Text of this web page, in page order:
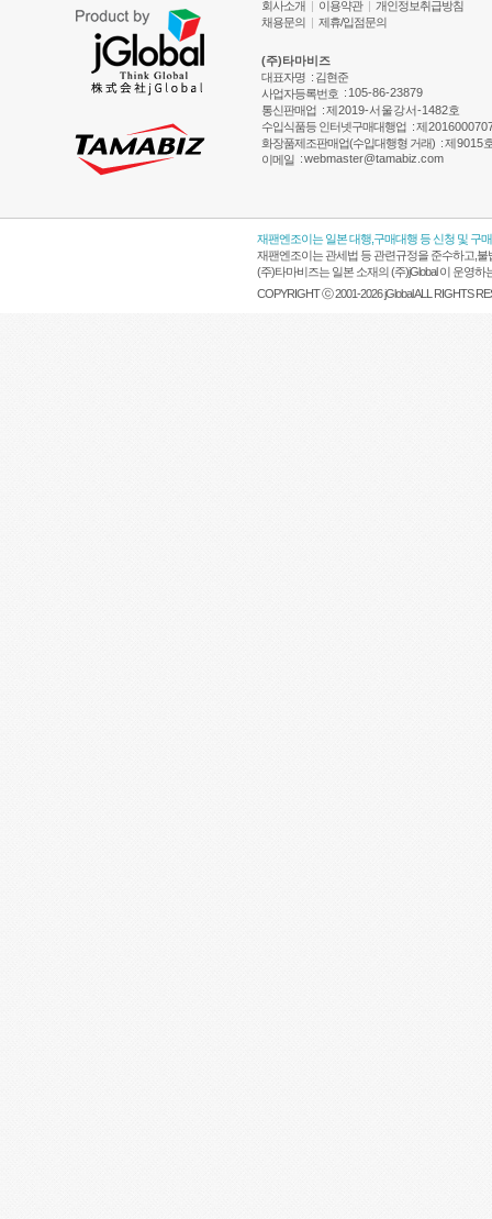
회사소개 | 이용약관 | 개인정보취급방침
채용문의 | 제휴/입점문의
(주)타마비즈
대표자명 : 김현준
사업자등록번호 : 105-86-23879
통신판매업 :제2019-서울강서-1482호
수입식품등 인터넷구매대행업 :제
화장품제조판매업(수입대행형 거래) :제9015
이메일 :webmaster@tamabiz.com
재팬엔조이는 일본 대행,구매대행 등 신청 및 구
재팬엔조이는 관세법 등 관련규정을 준수하고,
(주)타마비즈는 일본 소재의 (주)jGlobal 이 운영
COPYRIGHT ⓒ 2001-2026 jGlobal ALL RIGHTS